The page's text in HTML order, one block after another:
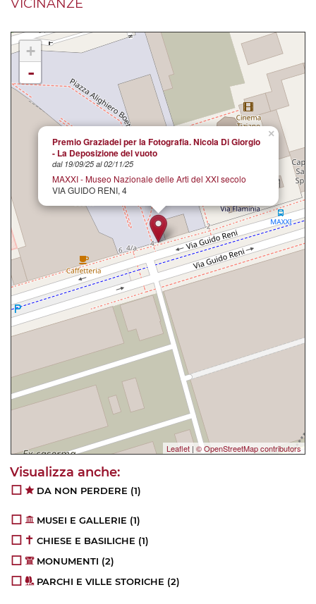
VICINANZE
×
Premio Graziadei per la Fotografia. Nicola Di Giorgio
- La Deposizione del vuoto
dal 19/09/25 al 02/11/25
MAXXI - Museo Nazionale delle Arti del XXI secolo
VIA GUIDO RENI, 4
+
-
Leaflet | © OpenStreetMap contributors
DA NON PERDERE (1)
MUSEI E GALLERIE (1)
CHIESE E BASILICHE (1)
MONUMENTI (2)
PARCHI E VILLE STORICHE (2)